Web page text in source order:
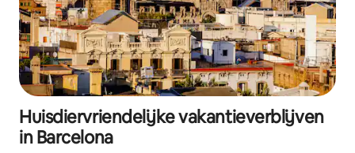
Huisdiervriendelijke vakantieverblijven
in Barcelona